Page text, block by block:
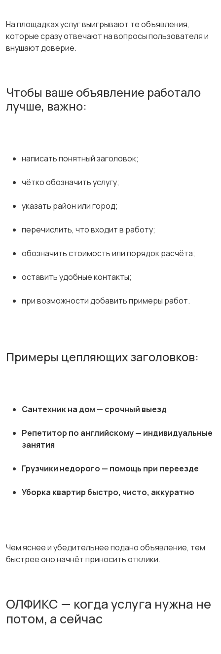
На площадках услуг выигрывают те объявления,
которые сразу отвечают на вопросы пользователя и
внушают доверие.
Чтобы ваше объявление работало
лучше, важно:
написать понятный заголовок;
чётко обозначить услугу;
указать район или город;
перечислить, что входит в работу;
обозначить стоимость или порядок расчёта;
оставить удобные контакты;
при возможности добавить примеры работ.
Примеры цепляющих заголовков:
Сантехник на дом — срочный выезд
Репетитор по английскому — индивидуальные
занятия
Грузчики недорого — помощь при переезде
Уборка квартир быстро, чисто, аккуратно
Чем яснее и убедительнее подано объявление, тем
быстрее оно начнёт приносить отклики.
ОЛФИКС — когда услуга нужна не
потом, а сейчас